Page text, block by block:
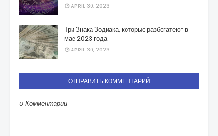
APRIL 30, 2023
Три Знака Зодиака, которые разбогатеют в
мае 2023 года
APRIL 30, 2023
ОТПРАВИТЬ КОММЕНТАРИЙ
0 Комментарии